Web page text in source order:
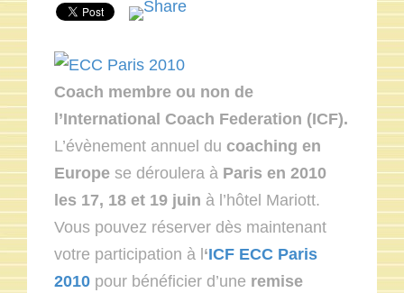
Coach membre ou non de
l’International Coach Federation (ICF).
L’évènement annuel du coaching en
Europe se déroulera à Paris en 2010
les 17, 18 et 19 juin à l’hôtel Mariott.
Vous pouvez réserver dès maintenant
votre participation à l ‘ICF ECC Paris
2010 pour bénéficier d’une remise